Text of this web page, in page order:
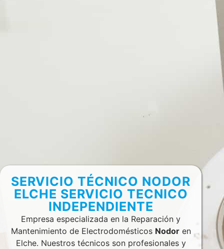
SERVICIO TÉCNICO NODOR
ELCHE SERVICIO TECNICO
INDEPENDIENTE
Empresa especializada en la Reparación y
Mantenimiento de Electrodomésticos Nodoren
Elche. Nuestros técnicos son profesionales y